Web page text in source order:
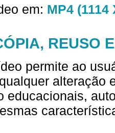
em: MP4 (1114
REUSO
permite ao
alteração
educacionais,